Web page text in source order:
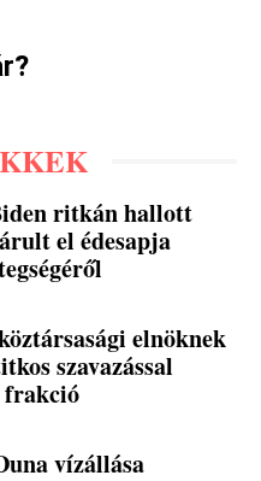
ritkán hallott
el édesapja
elnöknek
szavazással
vízállása